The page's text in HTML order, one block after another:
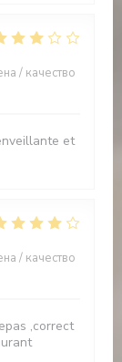
/ качество
et
/ качество
,correct